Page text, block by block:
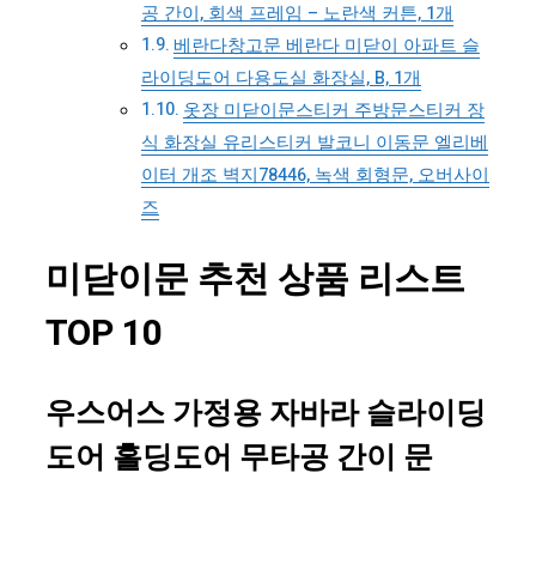
공 간이, 회색 프레임 – 노란색 커튼, 1개
베란다창고문 베란다 미닫이 아파트 슬
라이딩도어 다용도실 화장실, B, 1개
옷장 미닫이문스티커 주방문스티커 장
식 화장실 유리스티커 발코니 이동문 엘리베
이터 개조 벽지78446, 녹색 회형문, 오버사이
즈
미닫이문 추천 상품 리스트
TOP 10
우스어스 가정용 자바라 슬라이딩
도어 홀딩도어 무타공 간이 문